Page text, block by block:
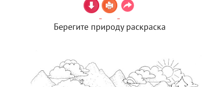
Берегите природу раскраска